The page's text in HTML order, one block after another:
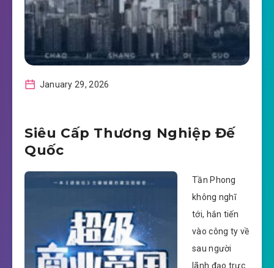
January 29, 2026
Siêu Cấp Thương Nghiệp Đế
Quốc
Tần Phong
không nghĩ
tới, hắn tiến
vào công ty về
sau người
lãnh đạo trực